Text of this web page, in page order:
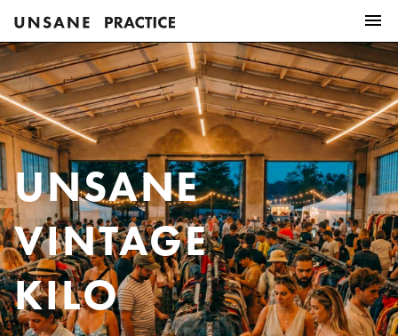
UNSANE
VINTAGE
KILO